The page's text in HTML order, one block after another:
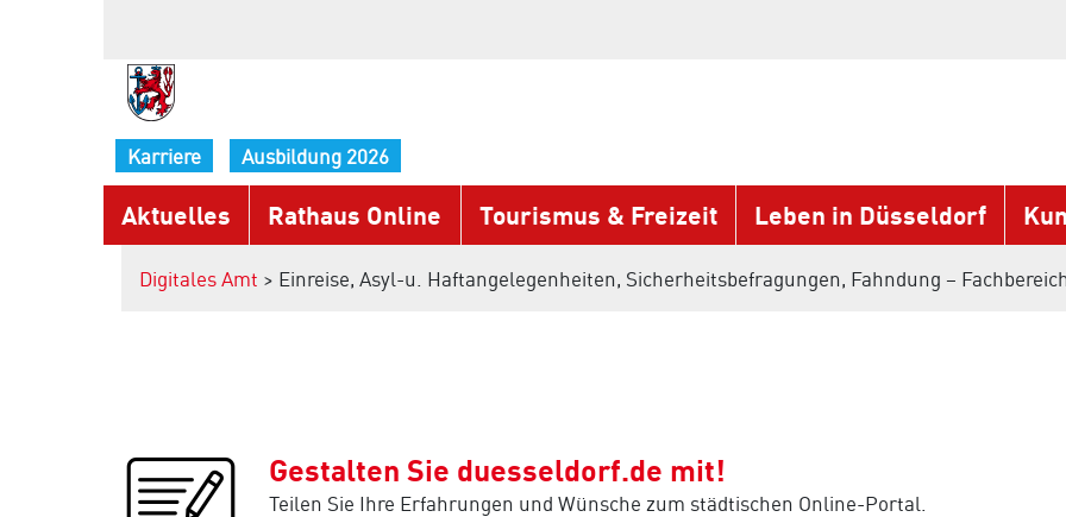
Karriere Ausbildung 2026
Aktuelles Rathaus Online Tourismus & Freizeit Leben in Düsseldorf
Digitales Amt > Einreise, Asyl-u. Haftangelegenheiten, Sicherheitsbefragungen, Fahndung –
Gestalten Sie duesseldorf.de mit!
Teilen Sie Ihre Erfahrungen und Wünsche zum städtischen Online-Portal.